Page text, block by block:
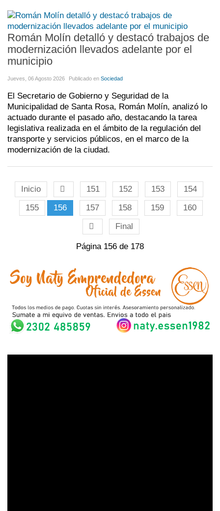
Román Molín detalló y destacó trabajos de
modernización llevados adelante por el
municipio
Jueves, 06 Agosto 2026 Publicado en Sociedad
El Secretario de Gobierno y Seguridad de la
Municipalidad de Santa Rosa, Román Molín, analizó lo
actuado durante el pasado año, destacando la tarea
legislativa realizada en el ámbito de la regulación del
transporte y servicios públicos, en el marco de la
modernización de la ciudad.
Inicio 151 152 153
154
155
156 157 158 159
160
Final
Página 156 de 178